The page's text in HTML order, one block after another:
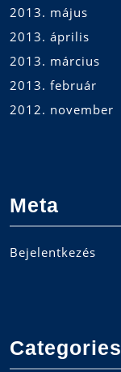
2013. május
2013. április
2013. március
2013. február
2012. november
Meta
Bejelentkezés
Categories